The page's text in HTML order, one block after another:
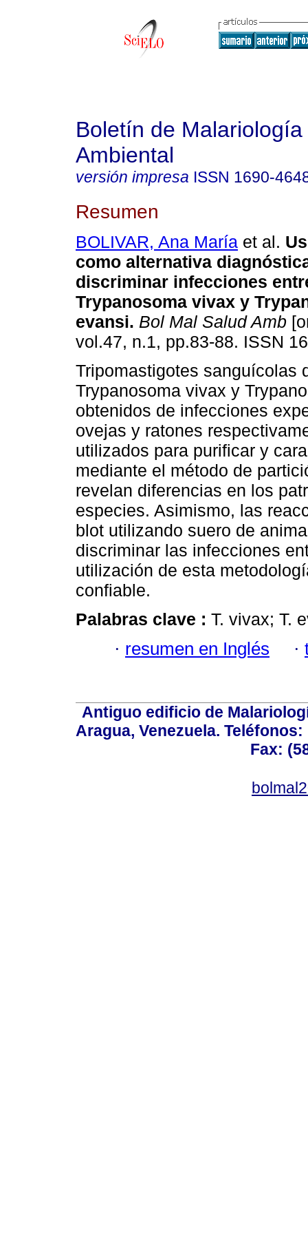
Boletín de
Ambiental
versión impresa ISSN 1690-
Resumen
BOLIVAR, Ana María et al.
como alternativa
discriminar infecciones
Trypanosoma vivax y
evansi. Bol Mal Salud Amb
vol.47, n.1, pp.83-88. ISSN
Tripomastigotes sanguícolas
Trypanosoma vivax y
obtenidos de infecciones
ovejas y ratones
utilizados para purificar y
mediante el método de
revelan diferencias en los
especies. Asimismo, las
blot utilizando suero de
discriminar las infecciones
utilización de esta
confiable.
Palabras clave : T. vivax; T.
· resumen en Inglés ·
Antiguo edificio de
Aragua, Venezuela. Teléfonos:
Fax: